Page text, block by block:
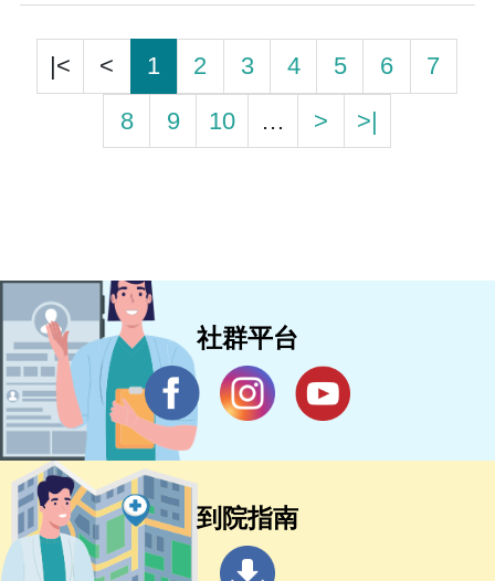
|< < 1 2 3 4 5 6
7
8
9 10 … > >|
社群平台
到院指南